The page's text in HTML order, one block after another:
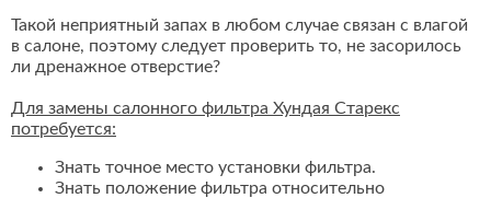
Такой неприятный запах в любом случае связан с влагой
в салоне, поэтому следует проверить то, не засорилось
ли дренажное отверстие?
Для замены салонного фильтра Хундая Старекс
потребуется:
Знать точное место установки фильтра.
Знать положение фильтра относительно